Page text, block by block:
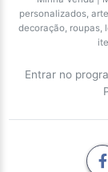
personalizados,
decoração, roupas,
Entrar no